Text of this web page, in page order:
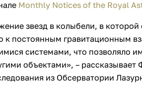
Monthly Notices of the Royal
звезд в колыбели, в
к постоянным гравитационным
системами, что позволяло
объектами», – рассказывает
из Обсерватории